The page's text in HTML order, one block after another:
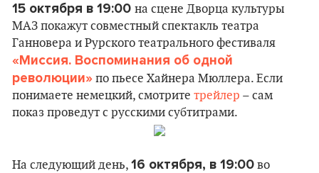
15 октября в 19:00 на сцене Дворца культуры
МАЗ покажут совместный спектакль театра
Ганновера и Рурского театрального фестиваля
«Миссия. Воспоминания об одной
революции» по пьесе Хайнера Мюллера. Если
понимаете немецкий, смотрите трейлер – сам
показ проведут с русскими субтитрами.
На следующий день, 16 октября, в 19:00 во